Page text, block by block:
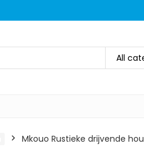
All
Mkouo Rustieke drijvende